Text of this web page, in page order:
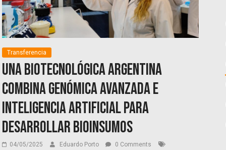
Transferencia
Una biotecnológica argentina
combina genómica avanzada e
inteligencia artificial para
desarrollar bioinsumos
04/05/2025 Eduardo Porto
0 Comments